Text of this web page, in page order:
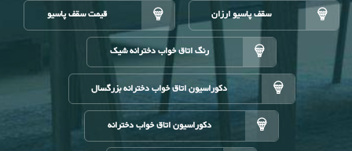
سقف پاسیو ارزان قیمت سقف پاسیو
رنگ اتاق خواب دخترانه شیک
دکوراسیون اتاق خواب دخترانه بزرگسال
دکوراسیون اتاق خواب دخترانه